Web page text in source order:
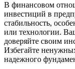
В финансовом
инвестиций в
стабильность,
или технологии.
доверяйте своим
Избегайте
надежного